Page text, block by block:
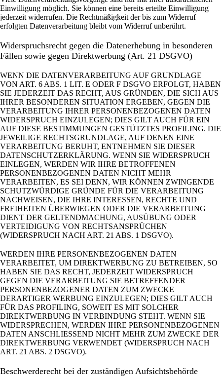
Einwilligung möglich. Sie können eine bereits erteilte Einwilligung
jederzeit widerrufen. Die Rechtmäßigkeit der bis zum Widerruf
erfolgten Datenverarbeitung bleibt vom Widerruf unberührt.
Widerspruchsrecht gegen die Datenerhebung in besonderen
Fällen sowie gegen Direktwerbung (Art. 21 DSGVO)
WENN DIE DATENVERARBEITUNG AUF GRUNDLAGE
VON ART. 6 ABS. 1 LIT. E ODER F DSGVO ERFOLGT, HABEN
SIE JEDERZEIT DAS RECHT, AUS GRÜNDEN, DIE SICH AUS
IHRER BESONDEREN SITUATION ERGEBEN, GEGEN DIE
VERARBEITUNG IHRER PERSONENBEZOGENEN DATEN
WIDERSPRUCH EINZULEGEN; DIES GILT AUCH FÜR EIN
AUF DIESE BESTIMMUNGEN GESTÜTZTES PROFILING. DIE
JEWEILIGE RECHTSGRUNDLAGE, AUF DENEN EINE
VERARBEITUNG BERUHT, ENTNEHMEN SIE DIESER
DATENSCHUTZERKLÄRUNG. WENN SIE WIDERSPRUCH
EINLEGEN, WERDEN WIR IHRE BETROFFENEN
PERSONENBEZOGENEN DATEN NICHT MEHR
VERARBEITEN, ES SEI DENN, WIR KÖNNEN ZWINGENDE
SCHUTZWÜRDIGE GRÜNDE FÜR DIE VERARBEITUNG
NACHWEISEN, DIE IHRE INTERESSEN, RECHTE UND
FREIHEITEN ÜBERWIEGEN ODER DIE VERARBEITUNG
DIENT DER GELTENDMACHUNG, AUSÜBUNG ODER
VERTEIDIGUNG VON RECHTSANSPRÜCHEN
(WIDERSPRUCH NACH ART. 21 ABS. 1 DSGVO).
WERDEN IHRE PERSONENBEZOGENEN DATEN
VERARBEITET, UM DIREKTWERBUNG ZU BETREIBEN, SO
HABEN SIE DAS RECHT, JEDERZEIT WIDERSPRUCH
GEGEN DIE VERARBEITUNG SIE BETREFFENDER
PERSONENBEZOGENER DATEN ZUM ZWECKE
DERARTIGER WERBUNG EINZULEGEN; DIES GILT AUCH
FÜR DAS PROFILING, SOWEIT ES MIT SOLCHER
DIREKTWERBUNG IN VERBINDUNG STEHT. WENN SIE
WIDERSPRECHEN, WERDEN IHRE PERSONENBEZOGENEN
DATEN ANSCHLIESSEND NICHT MEHR ZUM ZWECKE DER
DIREKTWERBUNG VERWENDET (WIDERSPRUCH NACH
ART. 21 ABS. 2 DSGVO).
Beschwerde­recht bei der zuständigen Aufsichts­behörde